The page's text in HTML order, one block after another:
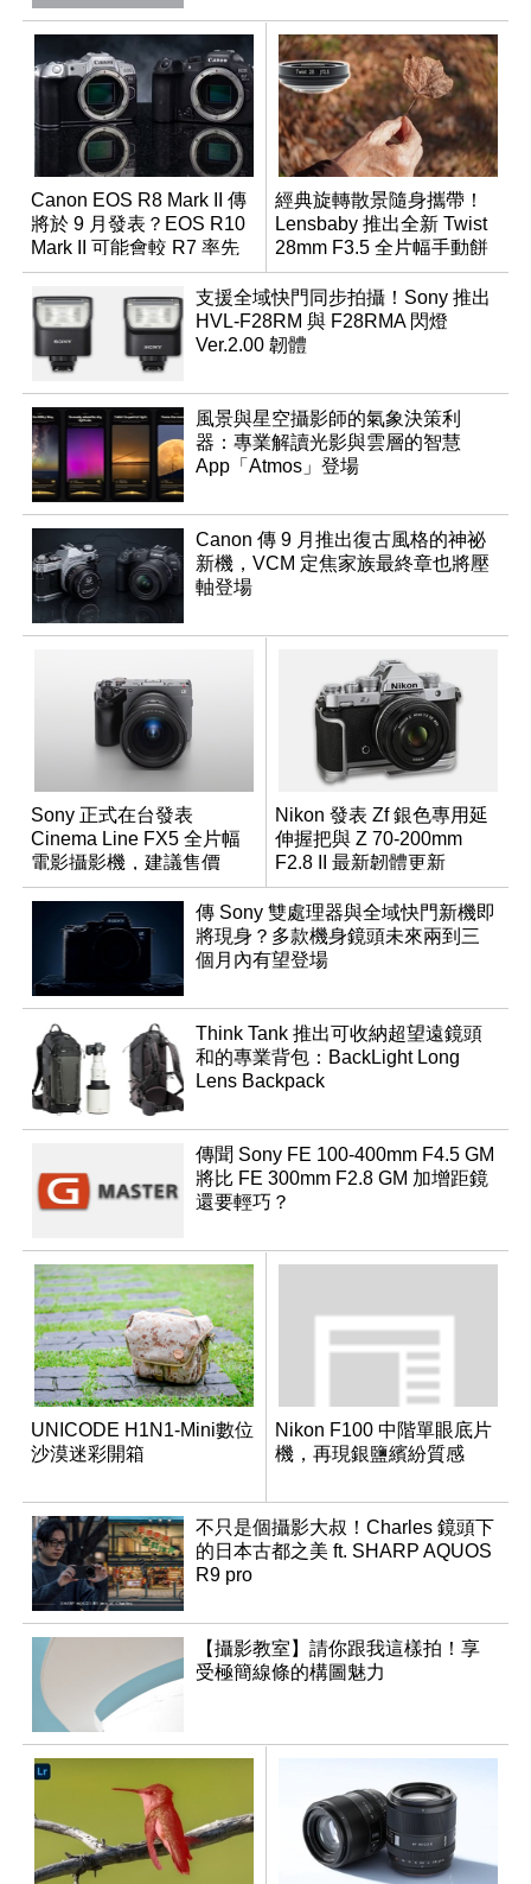
Canon EOS R8 Mark II 傳
將於 9 月發表？EOS R10
Mark II 可能會較 R7 率先
推出
經典旋轉散景隨身攜帶！
Lensbaby 推出全新 Twist
28mm F3.5 全片幅手動餅
乾鏡
支援全域快門同步拍攝！Sony 推出
HVL-F28RM 與 F28RMA 閃燈
Ver.2.00 韌體
風景與星空攝影師的氣象決策利
器：專業解讀光影與雲層的智慧
App「Atmos」登場
Canon 傳 9 月推出復古風格的神祕
新機，VCM 定焦家族最終章也將壓
軸登場
Sony 正式在台發表
Cinema Line FX5 全片幅
電影攝影機，建議售價
NT$144,980
Nikon 發表 Zf 銀色專用延
伸握把與 Z 70-200mm
F2.8 II 最新韌體更新
傳 Sony 雙處理器與全域快門新機即
將現身？多款機身鏡頭未來兩到三
個月內有望登場
Think Tank 推出可收納超望遠鏡頭
和的專業背包：BackLight Long
Lens Backpack
傳聞 Sony FE 100-400mm F4.5 GM
將比 FE 300mm F2.8 GM 加增距鏡
還要輕巧？
UNICODE H1N1-Mini數位
沙漠迷彩開箱
Nikon F100 中階單眼底片
機，再現銀鹽繽紛質感
不只是個攝影大叔！Charles 鏡頭下
的日本古都之美 ft. SHARP AQUOS
R9 pro
【攝影教室】請你跟我這樣拍！享
受極簡線條的構圖魅力